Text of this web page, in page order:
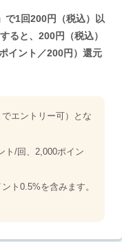
で1回200円（税込）以
ると、200円（税込）
イント／200円）還元
エントリー可）とな
ト/回、2,000ポイン
ト0.5%を含みます。